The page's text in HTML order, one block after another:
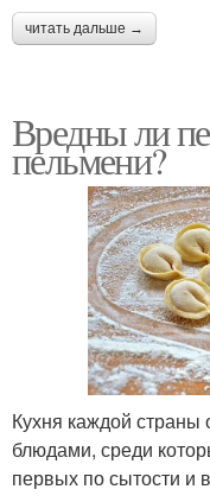
читать дальше →
Вредны ли
пельмени?
Кухня каждой страны
блюдами, среди
первых по сытости и